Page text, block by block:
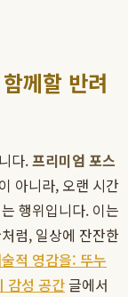
께할 반려
다.프리미엄 포스
아니라, 오랜 시간
행위입니다. 이는
럼, 일상에 잔잔한
적 영감을: 뚜누
감성 공간글에서